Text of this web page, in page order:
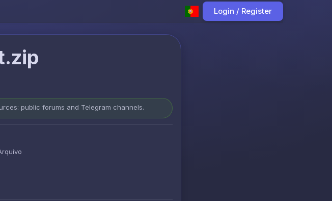
Login / Register
public forums and Telegram channels.